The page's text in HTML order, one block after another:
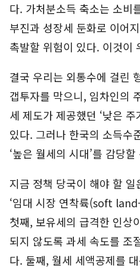
다. 가처분소득 축소는 소비
부진과 성장세 둔화로 이어
촉발할 위험이 있다. 이것이
결국 우리는 외통수에 걸린
갭투자를 막으니, 임차인의
세 제도가 제공했던 ‘낮은
있다. 그러나 한국의 소득수
‘높은 월세의 시대’를 감당
지금 정책 당국이 해야 할
‘임대 시장 연착륙(soft
첫째, 보유세의 급격한 인상
되지 않도록 과세 속도를 조
다. 둘째, 월세 세액공제를